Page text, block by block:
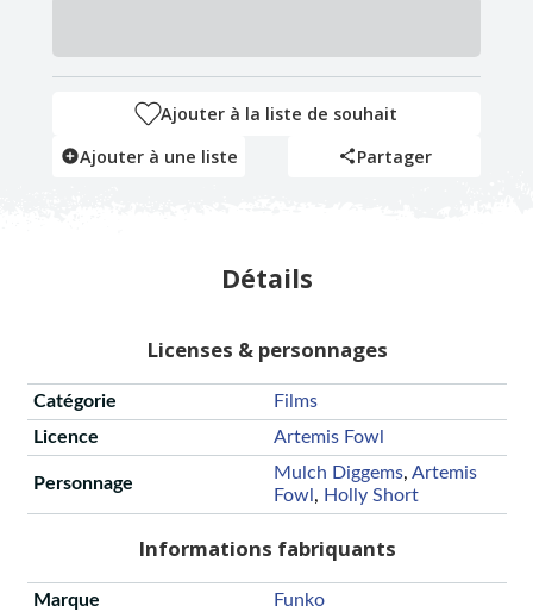
Ajouter à la liste de souhait
Ajouter à une liste
Partager
Détails
Licenses & personnages
Catégorie
Films
Licence
Artemis Fowl
Personnage
Mulch Diggems, Artemis
Fowl , Holly Short
Informations fabriquants
Marque Funko